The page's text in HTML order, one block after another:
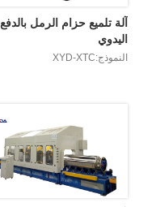
آلة تلميع حزام الرمل بالدفع
اليدوي
النموذج:XYD-XTC